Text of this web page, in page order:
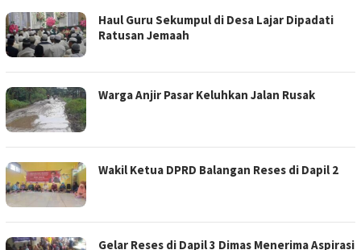
Haul Guru Sekumpul di Desa Lajar Dipadati
Ratusan Jemaah
Warga Anjir Pasar Keluhkan Jalan Rusak
Wakil Ketua DPRD Balangan Reses di Dapil 2
Gelar Reses di Dapil 3 Dimas Menerima Aspirasi